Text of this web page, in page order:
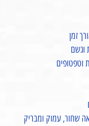
זמן
וגשם
וטפטופים
שחור, עמוק ומבריק